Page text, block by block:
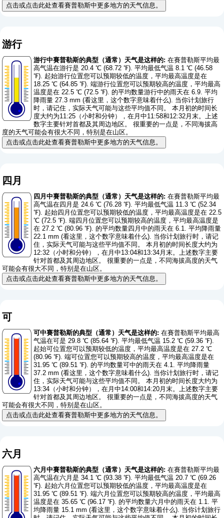
点击或点击此处查看賽普勒斯中更多地方的天气信息。
游行
游行中賽普勒斯的典型（通常）天气是这样的: 在賽普勒斯平均最
高气温在游行是 20.4 ℃ (68.72 ℉). 平均最低气温 8.1 ℃ (46.58
℉). 起始游行位置您可以预期较低的温度，平均最高温度是在
18.25 ℃ (64.85 ℉). 端游行位置您可以预期较高的温度，平均最高
温度是在 22.5 ℃ (72.5 ℉). 的平均数量游行中的雨天在 6.9. 平均
降雨量 27.3 mm (看这里，这个数字意味着什么). 当你计划旅行
时，请记住，实际天气可能与这些平均值不同。 本月初的时间长
度大约为11:25（小时和分钟），在月中11:58和12:32月末。上述
数字主要针对首都及其周边地区。 很重要的一点是，不同海拔高
度的天气可能会有很大不同，特别是在山区。
点击或点击此处查看賽普勒斯中更多地方的天气信息。
四月
四月中賽普勒斯的典型（通常）天气是这样的: 在賽普勒斯平均最
高气温在四月是 24.6 ℃ (76.28 ℉). 平均最低气温 11.3 ℃ (52.34
℉). 起始四月位置您可以预期较低的温度，平均最高温度是在 22.5
℃ (72.5 ℉). 端四月位置您可以预期较高的温度，平均最高温度是
在 27.2 ℃ (80.96 ℉). 的平均数量四月中的雨天在 6.1. 平均降雨量
22.1 mm (看这里，这个数字意味着什么). 当你计划旅行时，请记
住，实际天气可能与这些平均值不同。 本月初的时间长度大约为
12:32（小时和分钟），在月中13:04和13:34月末。上述数字主要
针对首都及其周边地区。 很重要的一点是，不同海拔高度的天气
可能会有很大不同，特别是在山区。
点击或点击此处查看賽普勒斯中更多地方的天气信息。
可
可中賽普勒斯的典型（通常）天气是这样的: 在賽普勒斯平均最高
气温在可是 29.8 ℃ (85.64 ℉). 平均最低气温 15.2 ℃ (59.36 ℉).
起始可位置您可以预期较低的温度，平均最高温度是在 27.2 ℃
(80.96 ℉). 端可位置您可以预期较高的温度，平均最高温度是在
31.95 ℃ (89.51 ℉). 的平均数量可中的雨天在 4.1. 平均降雨量
37.2 mm (看这里，这个数字意味着什么). 当你计划旅行时，请记
住，实际天气可能与这些平均值不同。 本月初的时间长度大约为
13:34（小时和分钟），在月中14:00和14:20月末。上述数字主要
针对首都及其周边地区。 很重要的一点是，不同海拔高度的天气
可能会有很大不同，特别是在山区。
点击或点击此处查看賽普勒斯中更多地方的天气信息。
六月
六月中賽普勒斯的典型（通常）天气是这样的: 在賽普勒斯平均最
高气温在六月是 34.1 ℃ (93.38 ℉). 平均最低气温 20.7 ℃ (69.26
℉). 起始六月位置您可以预期较低的温度，平均最高温度是在
31.95 ℃ (89.51 ℉). 端六月位置您可以预期较高的温度，平均最高
温度是在 35.65 ℃ (96.17 ℉). 的平均数量六月中的雨天在 1.1. 平
均降雨量 15.1 mm (看这里，这个数字意味着什么). 当你计划旅行